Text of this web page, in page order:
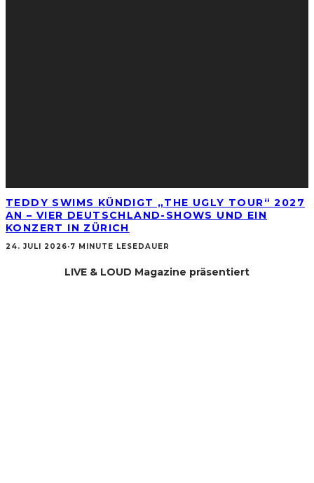
TEDDY SWIMS KÜNDIGT „THE UGLY TOUR“ 2027
AN – VIER DEUTSCHLAND-SHOWS UND EIN
KONZERT IN ZÜRICH
24. JULI 2026·7 MINUTE LESEDAUER
LIVE & LOUD Magazine präsentiert